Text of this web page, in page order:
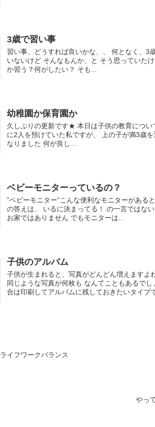
3歳で習い事
習い事、どうすれば良いかな、、 何となく、3
いないけど そんなもんか、と そう思っていた
か習う？何がしたい？ そも...
幼稚園か保育園か
久しぶりの更新です★ 本日は子供の教育につ
に2人を預けていた私ですが、 上の子が満3歳
なりました 何が良し...
ベビーモニターっているの？
”ベビーモニター”こんな便利なモニターがある
の答えは、 いるに決まってる！ の一言ではな
お家ではありません でもモニターは...
子供のアルバム
子供が生まれると、写真がどんどん増えますよ
同じような写真が何枚も なんてこともあるで
合は印刷してアルバムに残しておきたいタイプ
ライフワークバランス
やっ